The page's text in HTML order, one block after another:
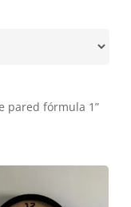
pared fórmula 1”